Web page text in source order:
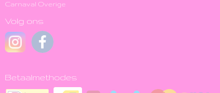
Carnaval Overige
Volg ons
Betaalmethodes